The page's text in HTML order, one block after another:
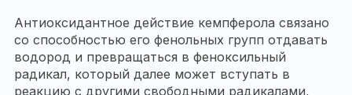
Антиоксидантное действие кемпферола связано
со способностью его фенольных групп отдавать
водород и превращаться в феноксильный
радикал, который далее может вступать в
реакцию с другими свободными радикалами,